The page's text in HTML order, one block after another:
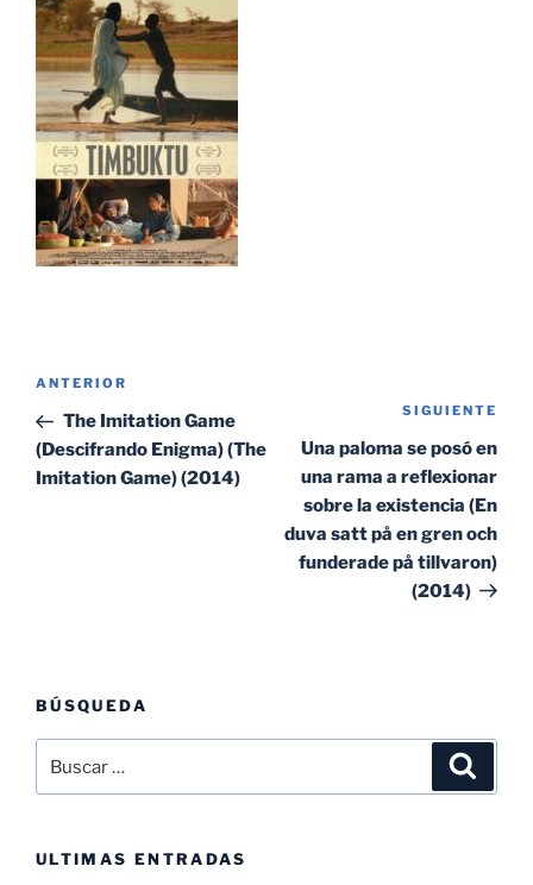
Navegación
entradas
Entrada
anterior:
ANTERIOR
The Imitation Game
(Descifrando Enigma) (The
Imitation Game) (2014)
SIGUIENTE
Una paloma se posó en
una rama a reflexionar
sobre la existencia (En
duva satt på en gren och
funderade på tillvaron)
(2014)
BÚSQUEDA
por:
ULTIMAS ENTRADAS